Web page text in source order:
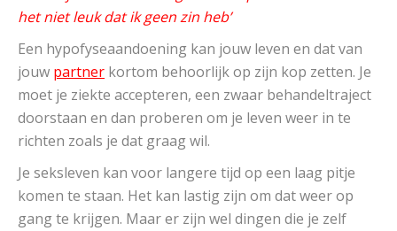
het niet leuk dat ik geen zin heb’
Een hypofyseaandoening kan jouw leven en dat van
jouw partner kortom behoorlijk op zijn kop zetten. Je
moet je ziekte accepteren, een zwaar behandeltraject
doorstaan en dan proberen om je leven weer in te
richten zoals je dat graag wil.
Je seksleven kan voor langere tijd op een laag pitje
komen te staan. Het kan lastig zijn om dat weer op
gang te krijgen. Maar er zijn wel dingen die je zelf